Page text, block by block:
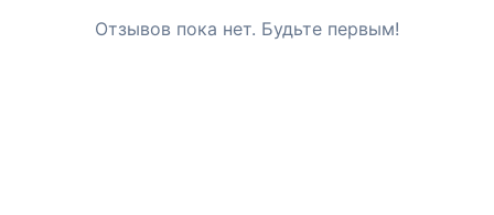
Отзывов пока нет. Будьте первым!